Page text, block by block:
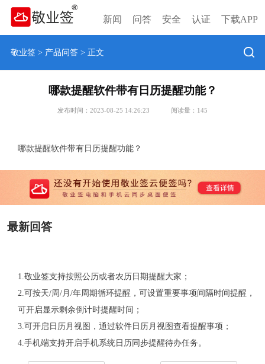
新闻 问答 安全 认证 下载APP
敬业签> 产品问答> 正文
哪款提醒软件带有日历提醒功能？
发布时间：2023-08-25 14:26:23 阅读量： 145
哪款提醒软件带有日历提醒功能？
最新回答
1.敬业签支持按照公历或者农历日期提醒大家；
2.可按天/周/月/年周期循环提醒，可设置重要事项间隔时间提醒，
可开启显示剩余倒计时提醒时间；
3.可开启日历月视图，通过软件日历月视图查看提醒事项；
4.手机端支持开启手机系统日历同步提醒待办任务。